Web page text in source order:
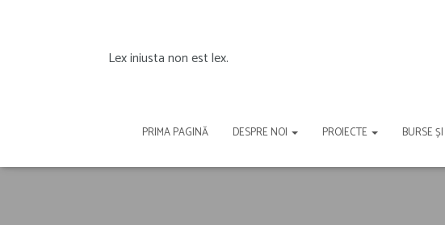
Lex iniusta non est lex.
PRIMA PAGINĂ DESPRE NOI PROIECTE BURSE